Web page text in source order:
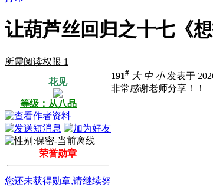
让葫芦丝回归之十七《
所需阅读权限 1
花见
等级：从八品
荣誉勋章
您还未获得勋章,请继续努
191# 大 中 小发表于
非常感谢老师分享！！